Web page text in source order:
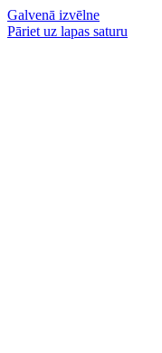
Galvenā izvēlne
Pāriet uz lapas saturu